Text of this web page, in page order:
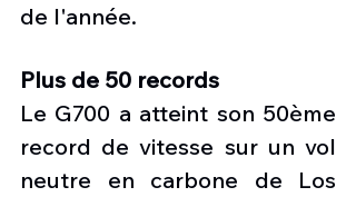
de l'année.
Plus de 50 records
Le G700 a atteint son 50ème
record de vitesse sur un vol
neutre en carbone de Los